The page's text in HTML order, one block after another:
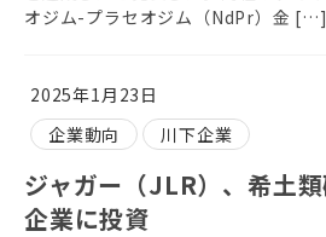
オジム-プラセオジム（NdPr）金 […]
2025年1月23日
企業動向
川下企業
ジャガー（JLR）、希土
企業に投資